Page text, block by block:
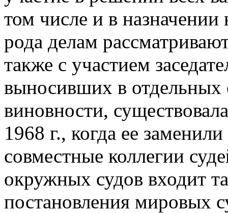
том числе и в
рода делам
также с участием
выносивших в отдельных
виновности,
1968 г., когда ее
совместные коллегии
окружных судов входит
постановления мировых